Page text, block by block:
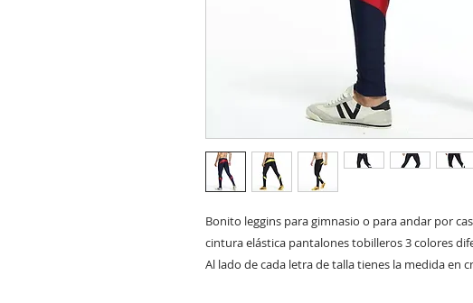
Bonito leggins para gimnasio o para andar por
cintura elástica pantalones tobilleros 3 colores
Al lado de cada letra de talla tienes la medida en